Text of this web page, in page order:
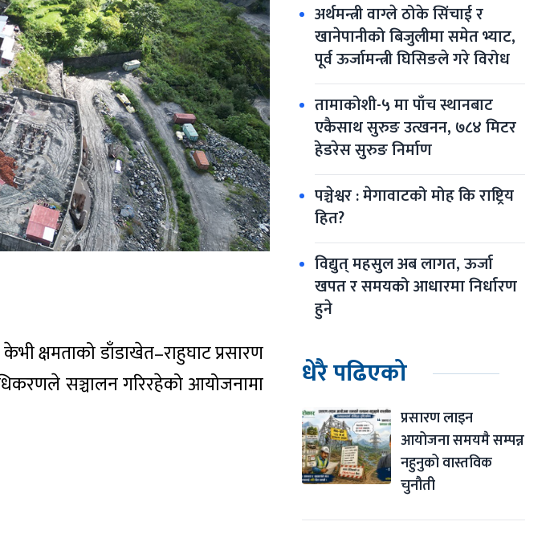
क्षमताको डाँडाखेत–राहुघाट प्रसारण
सञ्चालन गरिरहेको आयोजनामा
अर्थमन्त्री वाग्ले ठोके सिंचाई र
खानेपानीको बिजुलीमा समेत भ्याट,
पूर्व ऊर्जामन्त्री घिसिङले गरे विरोध
तामाकोशी-५ मा पाँच स्थानबाट
एकैसाथ सुरुङ उत्खनन, ७८४ मिटर
हेडरेस सुरुङ निर्माण
पञ्चेश्वर : मेगावाटको मोह कि राष्ट्रिय
हित?
विद्युत् महसुल अब लागत, ऊर्जा
खपत र समयको आधारमा निर्धारण
हुने
धेरै पढिएको
प्रसारण लाइन
आयोजना समयमै सम्पन्न
नहुनुको वास्तविक
चुनौती